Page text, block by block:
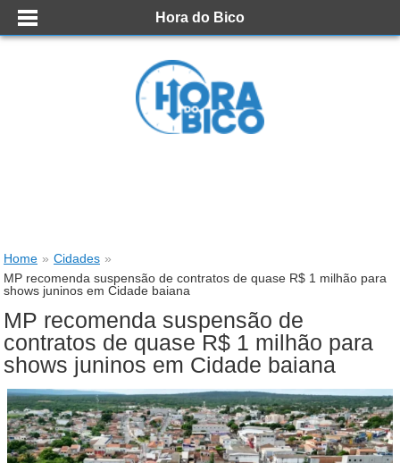
Hora do Bico
Home » Cidades »
MP recomenda suspensão de contratos de quase R$ 1 milhão para
shows juninos em Cidade baiana
MP recomenda suspensão de
contratos de quase R$ 1 milhão para
shows juninos em Cidade baiana